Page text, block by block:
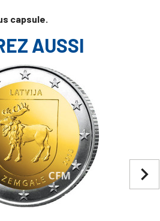
capsule.
AUSSI
navigate_next